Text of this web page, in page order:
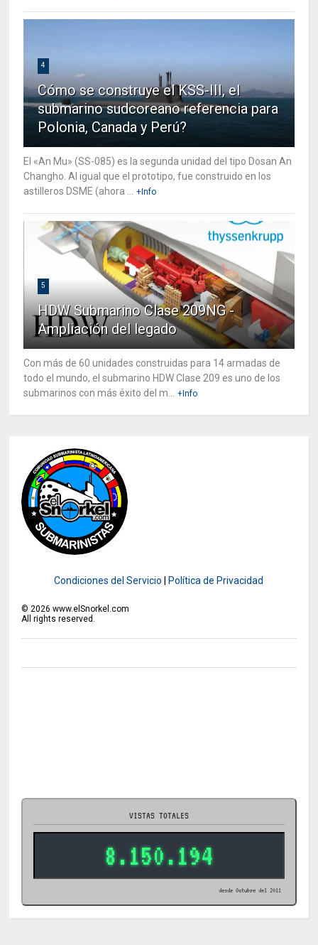
4
Cómo se construye el KSS-III, el
submarino sudcoreano referencia para
Polonia, Canada y Perú?
El «An Mu» (SS-085) es la segunda unidad del tipo Dosan An
Changho. Al igual que el prototipo, fue construido en los
astilleros DSME (ahora ...
+Info
5
HDW Submarino Clase 209NG -
Ampliación del legado
Con más de 60 unidades construidas para 14 armadas de
todo el mundo, el submarino HDW Clase 209 es uno de los
submarinos con más éxito del m...
+Info
Condiciones del Servicio Política de Privacidad
© 2026 www.elSnorkel.com
All rights reserved.
VISTAS TOTALES
8.150.194
desde Octubre del 2011